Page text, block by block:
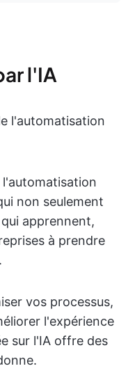
l'IA
l'automatisation
non seulement
apprennent,
à prendre
vos processus,
l'expérience
sur l'IA offre des